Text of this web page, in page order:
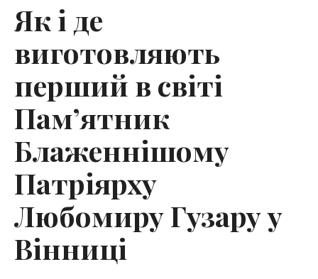
Як і де
виготовляють
перший в світі
Пам’ятник
Блаженнішому
Патріярху
Любомиру Гузару у
Вінниці